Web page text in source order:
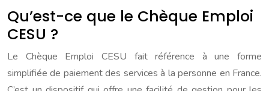
Qu’est-ce que le Chèque Emploi
CESU ?
Le Chèque Emploi CESU fait référence à une forme
simplifiée de paiement des services à la personne en France.